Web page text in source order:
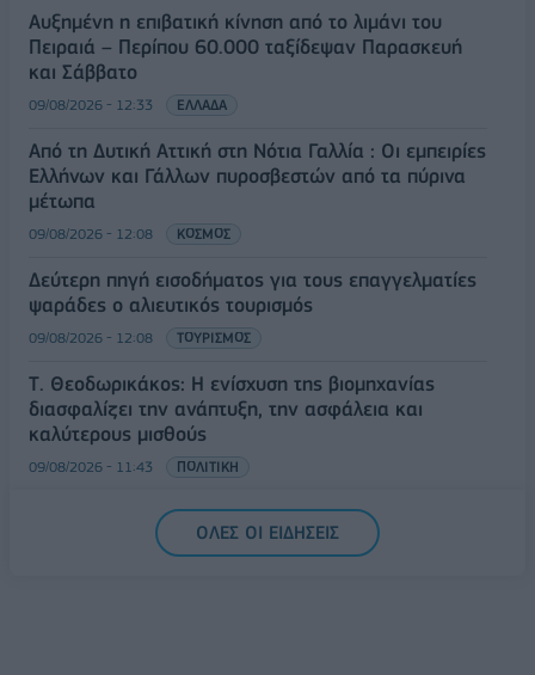
Αυξημένη η επιβατική κίνηση από το λιμάνι του
Πειραιά – Περίπου 60.000 ταξίδεψαν Παρασκευή
και Σάββατο
09/08/2026 - 12:33 ΕΛΛΑΔΑ
Από τη Δυτική Αττική στη Νότια Γαλλία : Οι εμπειρίες
Ελλήνων και Γάλλων πυροσβεστών από τα πύρινα
μέτωπα
09/08/2026 - 12:08 ΚΟΣΜΟΣ
Δεύτερη πηγή εισοδήματος για τους επαγγελματίες
ψαράδες ο αλιευτικός τουρισμός
09/08/2026 - 12:08 ΤΟΥΡΙΣΜΟΣ
Τ. Θεοδωρικάκος: Η ενίσχυση της βιομηχανίας
διασφαλίζει την ανάπτυξη, την ασφάλεια και
καλύτερους μισθούς
09/08/2026 - 11:43 ΠΟΛΙΤΙΚΗ
Υπ. Μεταφορών: Οριστική λύση στο ζήτημα των
πινακίδων κυκλοφορίας - Τέλος στις χρονοβόρες
ΟΛΕΣ ΟΙ ΕΙΔΗΣΕΙΣ